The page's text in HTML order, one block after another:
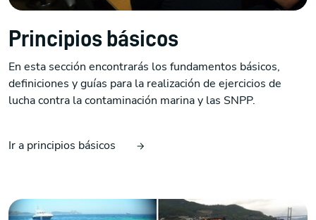
Principios básicos
En esta sección encontrarás los fundamentos básicos,
definiciones y guías para la realización de ejercicios de
lucha contra la contaminación marina y las SNPP.
Ir a principios básicos